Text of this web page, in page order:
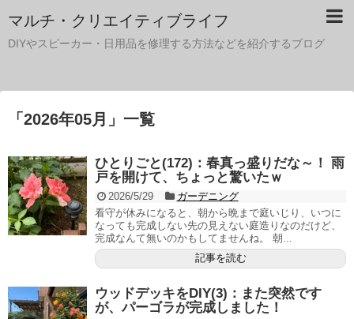
マルチ・クリエイティブライフ
DIYやスピーカー・日用品を修理する方法などを紹介するブログ
「 2026年05月 」 一覧
ひとりごと(172)：春真っ盛りだな～！ 雨
戸を開けて、ちょっと驚いたｗ
2026/5/29
ガーデニング
看守が休みになると、朝から晩まで庭いじり、いつに
なっても完成しない先の見えない庭造りなのだけど、
完成なんて無いのかもしてませんね。 朝...
記事を読む
ウッドデッキをDIY(3)：また突然です
が、パーゴラが完成しました！